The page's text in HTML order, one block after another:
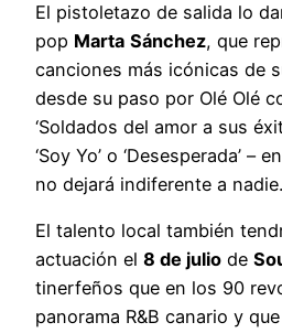
El pistoletazo de salida lo
pop Marta Sánchez, que
canciones más icónicas de
desde su paso por Olé Olé
‘Soldados del amor a sus
‘Soy Yo’ o ‘Desesperada’ –
no dejará indiferente a nadie.
El talento local también
actuación el 8 de julio de
tinerfeños que en los 90
panorama R&B canario y